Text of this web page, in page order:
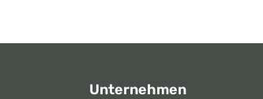
Unternehmen